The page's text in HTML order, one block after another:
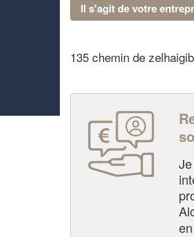
Il s'agit de votre
135 chemin de